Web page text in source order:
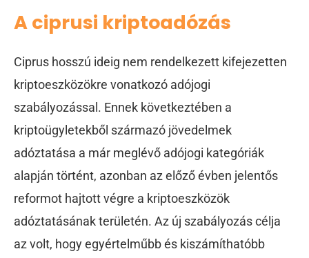
A ciprusi kriptoadózás
Ciprus hosszú ideig nem rendelkezett kifejezetten
kriptoeszközökre vonatkozó adójogi
szabályozással. Ennek következtében a
kriptoügyletekből származó jövedelmek
adóztatása a már meglévő adójogi kategóriák
alapján történt, azonban az előző évben jelentős
reformot hajtott végre a kriptoeszközök
adóztatásának területén. Az új szabályozás célja
az volt, hogy egyértelműbb és kiszámíthatóbb